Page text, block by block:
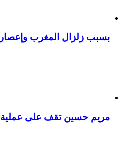
بسبب زلزال المغرب وإعصار
مريم حسين تقف على عملية